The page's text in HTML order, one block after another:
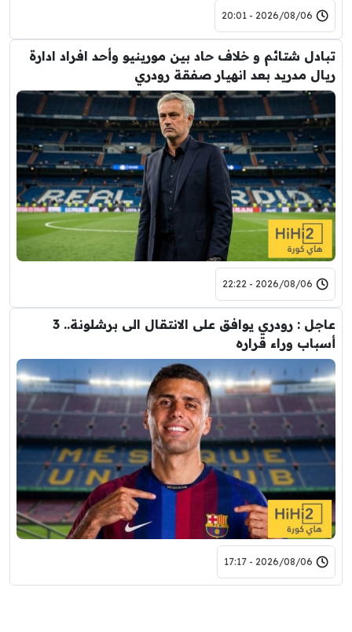
2026/08/06 - 20:01
تبادل شتائم و خلاف حاد بين مورينيو وأحد افراد ادارة
ريال مدريد بعد انهيار صفقة رودري
2026/08/06 - 22:22
عاجل : رودري يوافق على الانتقال الى برشلونة.. 3
أسباب وراء قراره
2026/08/06 - 17:17